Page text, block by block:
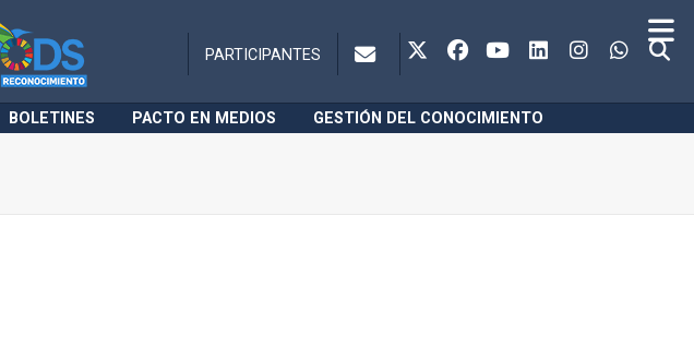
PARTICIPANTES
BOLETINES PACTO EN MEDIOS GESTIÓN DEL CONOCIMIENTO